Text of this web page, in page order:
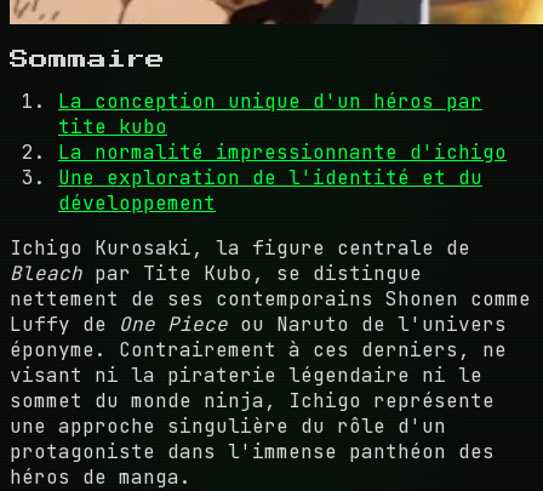
Sommaire
La conception unique d'un héros par
tite kubo
La normalité impressionnante d'ichigo
Une exploration de l'identité et du
développement
Ichigo Kurosaki, la figure centrale de
Bleach par Tite Kubo, se distingue
nettement de ses contemporains Shonen comme
Luffy de One Piece ou Naruto de l'univers
éponyme. Contrairement à ces derniers, ne
visant ni la piraterie légendaire ni le
sommet du monde ninja, Ichigo représente
une approche singulière du rôle d'un
protagoniste dans l'immense panthéon des
héros de manga.